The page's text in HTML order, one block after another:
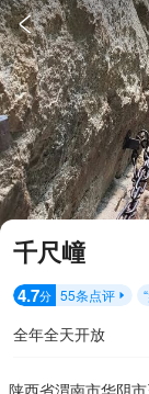

千尺㠉
4.7分 55条点评  “
全年全天开放
陕西省渭南市华阴